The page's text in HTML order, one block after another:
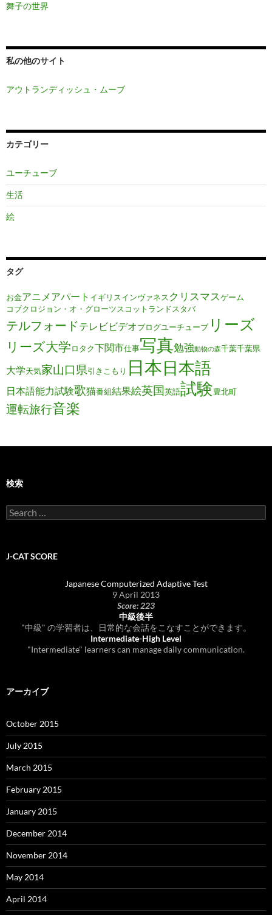
舞子の世界
私の他のサイト
アウトランディッシュ・ムーブ
カテゴリー
ユーチューブ
生活
絵
タグ
お金アニメ アパート イギリスインヴァネスクリスマスゲーム
コブクロジョン・オ・グローツスコットランドスタバ
テルフォードテレビビデオブログユーチューブ リーズ
リーズ大学ロタク下関市仕事写真勉強動物の森千葉千葉県
大学天気家山口県引きこもり 日本日本語
日本語能力試験歌猫番組結果絵英国英語試験豊北町
運転旅行音楽
検索
Search
for:
J-CAT SCORE
Japanese Computerized Adaptive Test
9 April 2013
Score: 223
中級後半
"中級" の学習者は、日常的な会話をこなすことができます。
Intermediate-High Level
"Intermediate" learners can manage daily communication.
アーカイブ
October 2015
July 2015
March 2015
February 2015
January 2015
December 2014
November 2014
May 2014
April 2014